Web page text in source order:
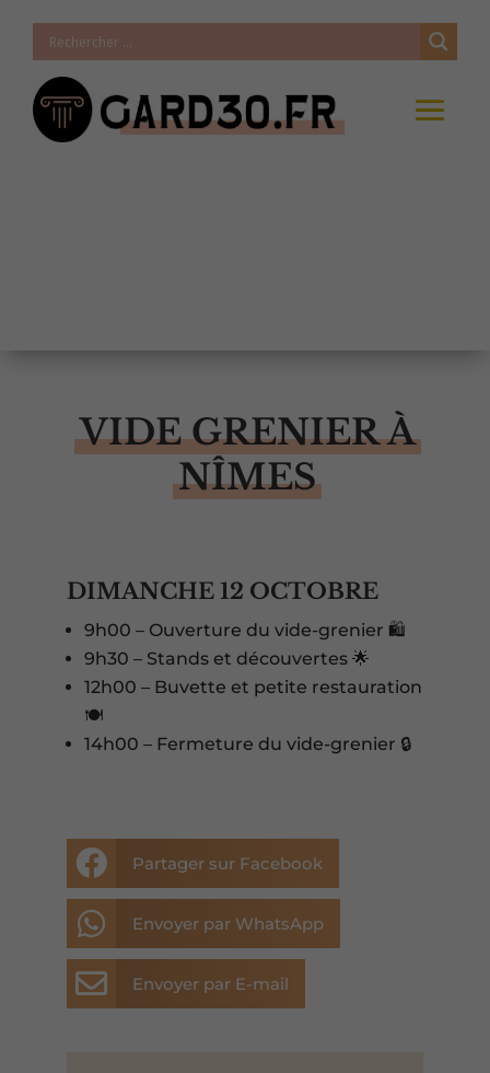
VIDE GRENIER À
NÎMES
DIMANCHE 12 OCTOBRE
9h00 – Ouverture du vide-grenier 🛍️
9h30 – Stands et découvertes 🌟
12h00 – Buvette et petite restauration
🍽️
14h00 – Fermeture du vide-grenier 🔒
 Partager sur Facebook
 Envoyer par WhatsApp
 Envoyer par E-mail